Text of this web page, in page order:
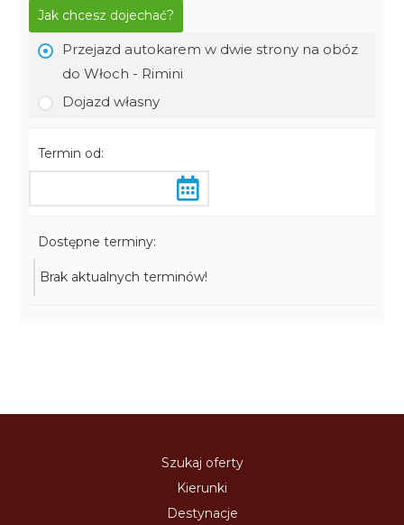
Jak chcesz dojechać?
Przejazd autokarem w dwie strony na obóz
do Włoch - Rimini
Dojazd własny
Termin od:
Dostępne terminy:
Brak aktualnych terminów!
Szukaj oferty
Kierunki
Destynacje